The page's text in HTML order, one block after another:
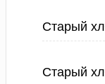
Старый
Старый